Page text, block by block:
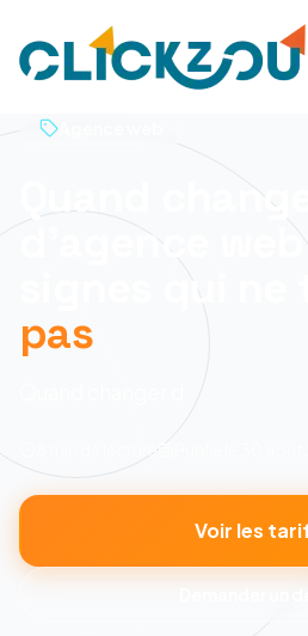
Quand changer
d'agence web
signes qui ne
pas
de lecture
Voir les